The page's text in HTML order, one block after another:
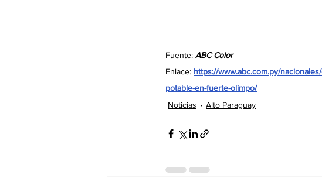
Fuente: ABC Color
Enlace: https://www.abc.com.py/
potable-en-fuerte-olimpo/
Noticias
Alto Paraguay